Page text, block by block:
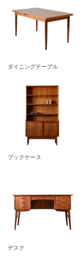
ダイニングテーブル
ブックケース
デスク